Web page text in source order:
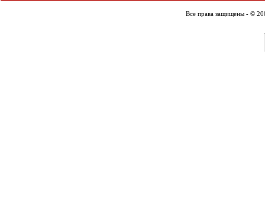
Все права защищены - ©